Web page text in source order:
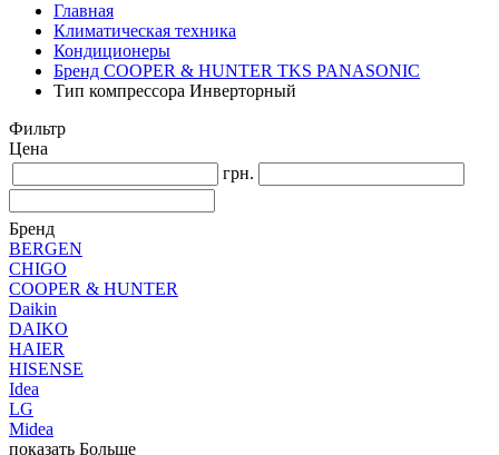
Главная
Климатическая техника
Кондиционеры
Бренд COOPER & HUNTER TKS PANASONIC
Тип компрессора Инверторный
Фильтр
Цена
грн.
Бренд
BERGEN
CHIGO
COOPER & HUNTER
Daikin
DAIKO
HAIER
HISENSE
Idea
LG
Midea
показать Больше